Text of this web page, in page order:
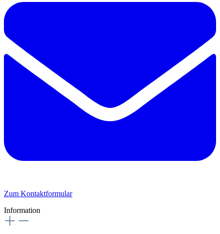
Zum Kontaktformular
Information